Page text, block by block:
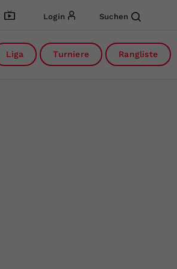
Login Suchen
Liga Turniere Rangliste